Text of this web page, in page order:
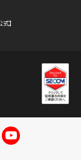
】